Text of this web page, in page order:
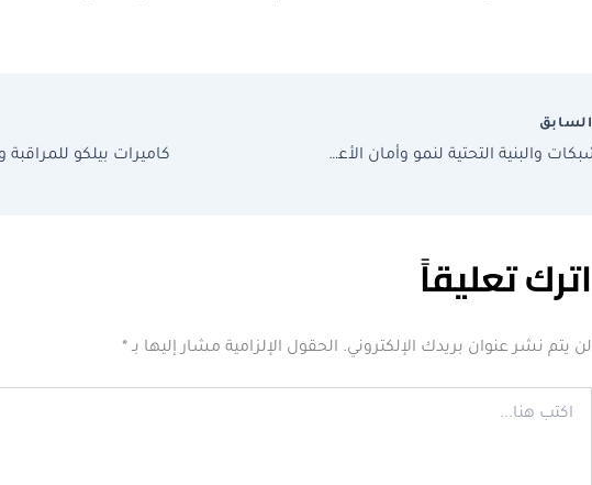
السابق
الشبكات والبنية التحتية لنمو وأمان الأعمال
اترك تعليقاً
لن يتم نشر عنوان بريدك الإلكتروني. الحقول الإلزامية مشار إليها بـ *
هنا...